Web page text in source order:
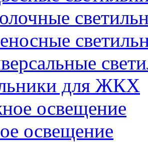
для ЖКХ
освещение
освещение